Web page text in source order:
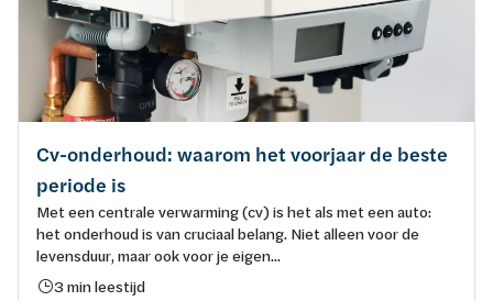
Cv-onderhoud: waarom het voorjaar de beste
periode is
Met een centrale verwarming (cv) is het als met een auto:
het onderhoud is van cruciaal belang. Niet alleen voor de
levensduur, maar ook voor je eigen...
3 min leestijd